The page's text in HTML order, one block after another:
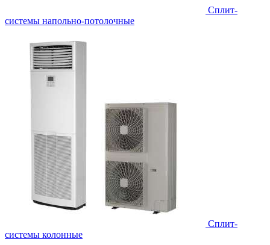
Сплит-
системы напольно-потолочные
Cплит-
системы колонные